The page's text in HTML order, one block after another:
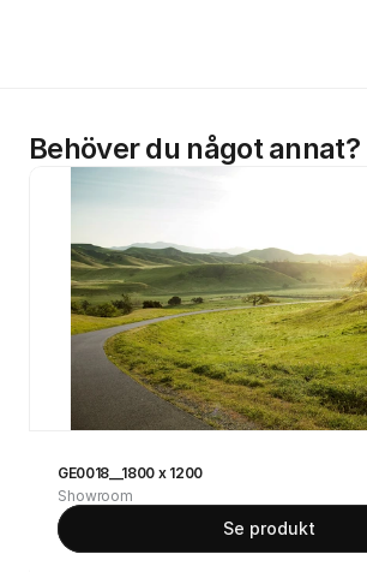
Behöver du något annat?
GE0018__1800 x 1200
Showroom
Se produkt